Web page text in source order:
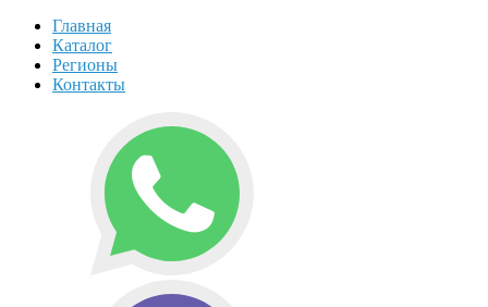
Главная
Каталог
Регионы
Контакты